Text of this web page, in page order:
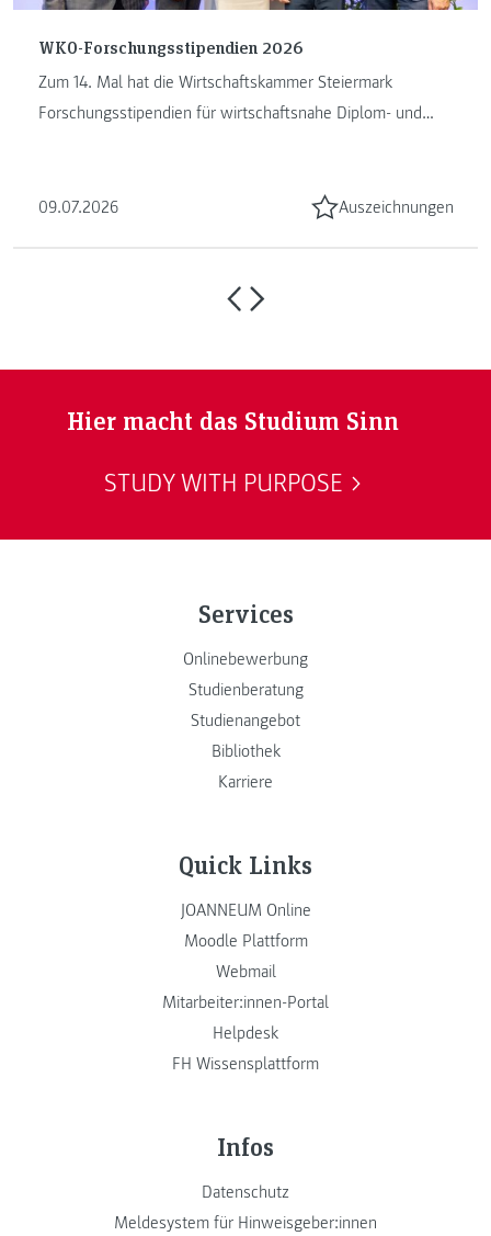
WKO-Forschungsstipendien 2026
Zum 14. Mal hat die Wirtschaftskammer Steiermark
Forschungsstipendien für wirtschaftsnahe Diplom- und
09.07.2026 Auszeichnungen
Hier macht das Studium Sinn
STUDY WITH PURPOSE
Services
Onlinebewerbung
Studienberatung
Studienangebot
Bibliothek
Karriere
Quick Links
JOANNEUM Online
Moodle Plattform
Webmail
Mitarbeiter:innen-Portal
Helpdesk
FH Wissensplattform
Infos
Datenschutz
Meldesystem für Hinweisgeber:innen